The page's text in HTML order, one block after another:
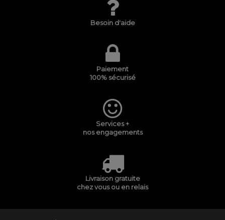
Besoin d'aide
Paiement
100% sécurisé
Services +
nos engagements
Livraison gratuite
chez vous ou en relais